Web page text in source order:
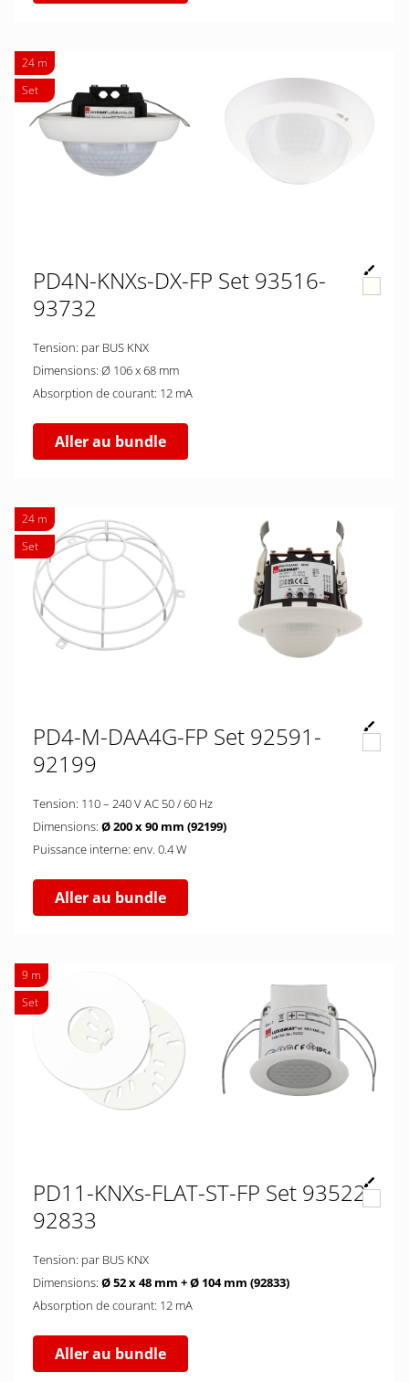
24 m
Set
PD4N-KNXs-DX-FP Set 93516-
93732
Tension: par BUS KNX
Dimensions: Ø 106 x 68 mm
Absorption de courant: 12 mA
Aller au bundle
24 m
Set
PD4-M-DAA4G-FP Set 92591-
92199
Tension: 110 – 240 V AC 50 / 60 Hz
Dimensions: Ø 200 x 90 mm (92199)
Puissance interne: env. 0.4 W
Aller au bundle
9 m
Set
PD11-KNXs-FLAT-ST-FP Set 93522-
92833
Tension: par BUS KNX
Dimensions: Ø 52 x 48 mm + Ø 104 mm (92833)
Absorption de courant: 12 mA
Aller au bundle